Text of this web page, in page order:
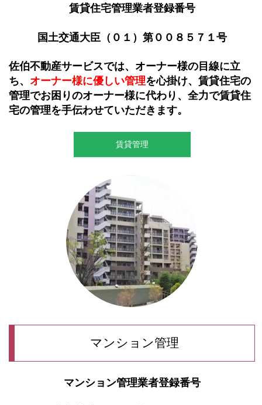
賃貸住宅管理業者登録番号
国土交通大臣（０１）第００８５７１号
佐伯不動産サービスでは、オーナー様の 目線に立
ち、 オーナー様に優しい管理を心掛け、賃貸住宅の
管理でお困りのオーナー様に代わり、全力で賃貸住
宅の管理を手伝わせていただきます。
賃貸管理
マンション管理
マンション管理業者登録番号